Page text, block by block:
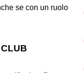
se con un ruolo